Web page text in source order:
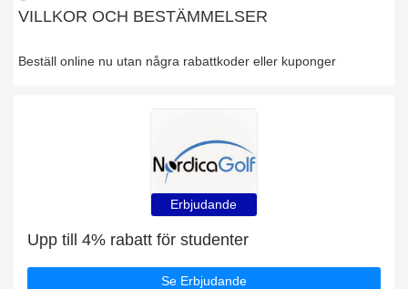
VILLKOR OCH BESTÄMMELSER
Beställ online nu utan några rabattkoder eller kuponger
Erbjudande
Upp till 4% rabatt för studenter
Se Erbjudande